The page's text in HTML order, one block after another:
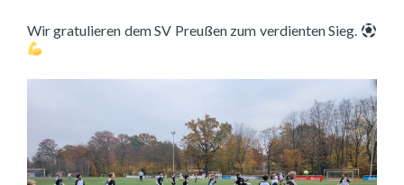
Wir gratulieren dem SV Preußen zum verdienten Sieg.